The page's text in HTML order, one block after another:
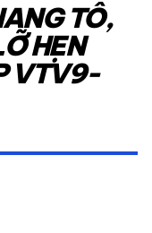
expand_more
TÔ,
HẸN
VTV9-